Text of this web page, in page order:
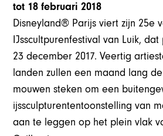
tot 18 februari 2018
Disneyland® Parijs viert zijn 25e
IJsscultpurenfestival van Luik,
23 december 2017. Veertig
landen zullen een maand lang
mouwen steken om een
ijssculpturententoonstelling van
aan te leggen op het plein vlak